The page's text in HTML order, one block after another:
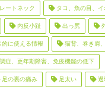
ートネック タコ、魚の目、イ
内反小趾 出っ尻
に使える情報 猫背、巻き肩
症、更年期障害、免疫機能の低下
足の裏の痛み 足太い 過